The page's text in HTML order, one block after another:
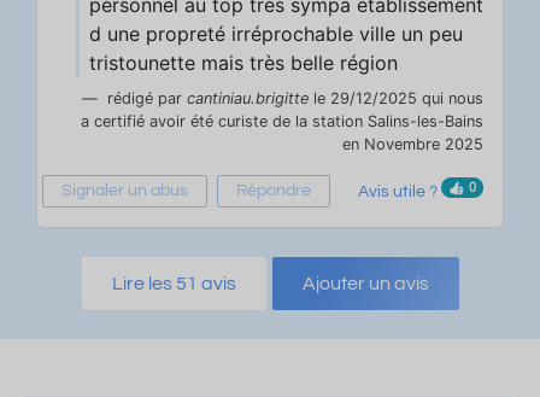
personnel au top très sympa établissement
d une propreté irréprochable ville un peu
tristounette mais très belle région
rédigé par cantiniau.brigitte le 29/12/2025 qui nous
a certifié avoir été curiste de la station Salins-les-Bains
en Novembre 2025
Signaler un abus Répondre Avis utile ? 0
Lire les 51 avis Ajouter un avis